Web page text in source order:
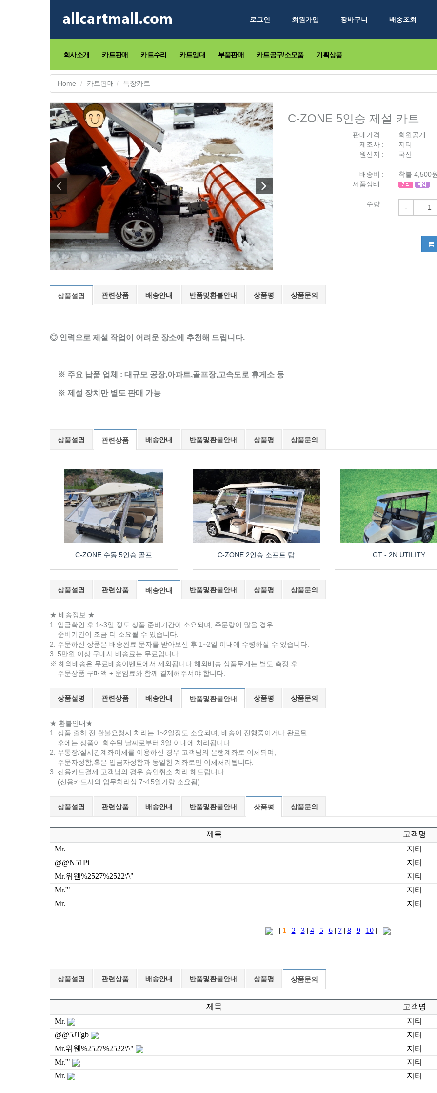
로그인 회원가입 장바구니 배송조회
회사소개 카트판매 카트수리 카트임대 부품판매 카트공구/소모품 기획상품
Home 카트판매 특장카트
C-ZONE 5인승 제설 카트
판매가격 :
회원공개
제조사 :
지티
원산지 :
국산
배송비 :
착불 4,500
제품상태 :
수량 : -
상품설명 관련상품 배송안내 반품및환불안내 상품평 상품문의
◎ 인력으로 제설 작업이 어려운 장소에 추천해 드립니다.
※ 주요 납품 업체 : 대규모 공장,아파트,골프장,고속도로 휴게소 등
※ 제설 장치만 별도 판매 가능
상품설명 관련상품 배송안내 반품및환불안내 상품평 상품문의
C-ZONE 수동 5인승 골프 C-ZONE 2인승 소프트 탑 GT - 2N UTILITY
상품설명 관련상품 배송안내 반품및환불안내 상품평 상품문의
★ 배송정보 ★
1. 입금확인 후 1~3일 정도 상품 준비기간이 소요되며, 주문량이 많을 경우
준비기간이 조금 더 소요될 수 있습니다.
2. 주문하신 상품은 배송완료 문자를 받아보신 후 1~2일 이내에 수령하실 수 있습니다.
3. 5만원 이상 구매시 배송료는 무료입니다.
※ 해외배송은 무료배송이벤트에서 제외됩니다.해외배송 상품무게는 별도 측정 후
주문상품 구매액 + 운임료와 함께 결제해주셔야 합니다.
상품설명 관련상품 배송안내 반품및환불안내 상품평 상품문의
★ 환불안내★
1. 상품 출하 전 환불요청시 처리는 1~2일정도 소요되며, 배송이 진행중이거나 완료된
후에는 상품이 회수된 날짜로부터 3일 이내에 처리됩니다.
2. 무통장/실시간계좌이체를 이용하신 경우 고객님의 은행계좌로 이체되며,
주문자성함,혹은 입금자성함과 동일한 계좌로만 이체처리됩니다.
3. 신용카드결제 고객님의 경우 승인취소 처리 해드립니다.
(신용카드사의 업무처리상 7~15일가량 소요됨)
상품설명 관련상품 배송안내 반품및환불안내 상품평 상품문의
상품설명 관련상품 배송안내 반품및환불안내 상품평 상품문의